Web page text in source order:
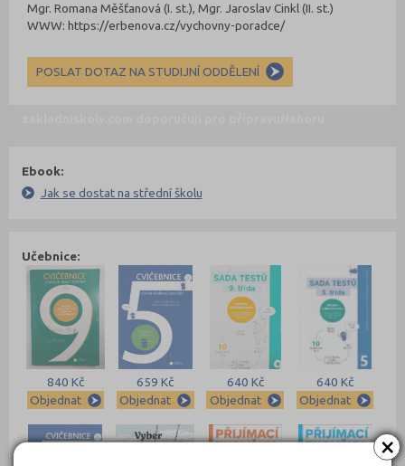
×
Mgr. Romana Měšťanová (I. st.), Mgr. Jaroslav Cinkl (II. st.)
WWW: https://erbenova.cz/vychovny-poradce/
POSLAT DOTAZ NA STUDIJNÍ ODDĚLENÍ
Ebook:
Jak se dostat na střední školu
Učebnice:
840 Kč
Objednat
659 Kč
Objednat
640 Kč
Objednat
640 Kč
Objednat